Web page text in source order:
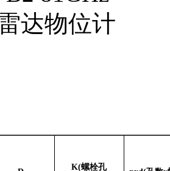
K(螺栓孔